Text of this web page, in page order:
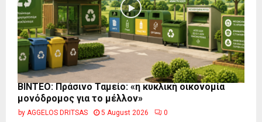
BINTEO: Πράσινο Ταμείο: «η κυκλική οικονομία
μονόδρομος για το μέλλον»
by AGGELOS DRITSAS 5 August 2026 0